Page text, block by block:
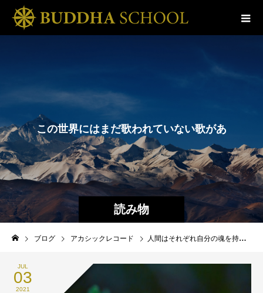
読み物
この世界にはま だ 歌われていない歌がある
ブログ アカシックレコード 人間はそれぞれ自分の魂を持っている。それをほかの魂とまぜることはできない
JUL
03
2021